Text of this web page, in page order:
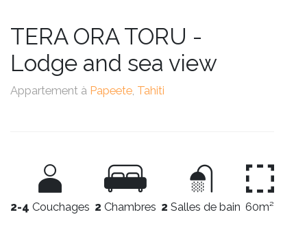
TERA ORA TORU -
Lodge and sea view
Appartement à Papeete, Tahiti
2-4 Couchages 2 Chambres 2 Salles de bain 60m²